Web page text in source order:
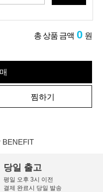
총 상품 금액 0 원
찜하기
BENEFIT
당일 출고
평일 오후 3시 이전
결제 완료시 당일 발송